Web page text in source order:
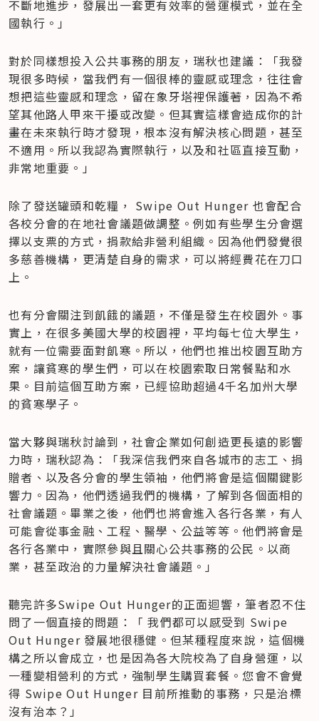
不斷地進步，發展出一套更有效率的營運模式，並在全
國執行。」
對於同樣想投入公共事務的朋友，瑞秋也建議：「我發
現很多時候，當我們有一個很棒的靈感或理念，往往會
想把這些靈感和理念，留在象牙塔裡保護著，因為不希
望其他路人甲來干擾或改變。但其實這樣會造成你的計
畫在未來執行時才發現，根本沒有解決核心問題，甚至
不適用。所以我認為實際執行，以及和社區直接互動，
非常地重要。」
除了發送罐頭和乾糧， Swipe Out Hunger 也會配合
各校分會的在地社會議題做調整。例如有些學生分會選
擇以支票的方式，捐款給非營利組織。因為他們發覺很
多慈善機構，更清楚自身的需求，可以將經費花在刀口
上。
也有分會關注到飢餓的議題，不僅是發生在校園外。事
實上，在很多美國大學的校園裡，平均每七位大學生，
就有一位需要面對飢寒。所以，他們也推出校園互助方
案，讓貧寒的學生們，可以在校園索取日常餐點和水
果。目前這個互助方案，已經協助超過4千名加州大學
的貧寒學子。
當大夥與瑞秋討論到，社會企業如何創造更長遠的影響
力時，瑞秋認為：「我深信我們來自各城市的志工、捐
贈者、以及各分會的學生領袖，他們將會是這個關鍵影
響力。因為，他們透過我們的機構，了解到各個面相的
社會議題。畢業之後，他們也將會進入各行各業，有人
可能會從事金融、工程、醫學、公益等等。他們將會是
各行各業中，實際參與且關心公共事務的公民。以商
業，甚至政治的力量解決社會議題。」
聽完許多Swipe Out Hunger的正面迴響，筆者忍不住
問了一個直接的問題：「 我們都可以感受到 Swipe
Out Hunger 發展地很穩健。但某種程度來說，這個機
構之所以會成立，也是因為各大院校為了自身營運，以
一種變相營利的方式，強制學生購買套餐。您會不會覺
得 Swipe Out Hunger 目前所推動的事務，只是治標
沒有治本？」